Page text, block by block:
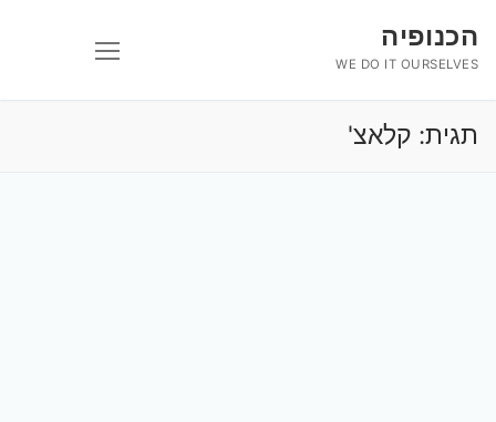
לתוכןהכנופיה
WE DO IT OURSELVES
תגית: קלאצ'